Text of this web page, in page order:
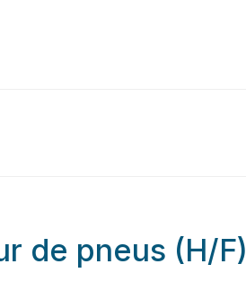
de pneus (H/F)